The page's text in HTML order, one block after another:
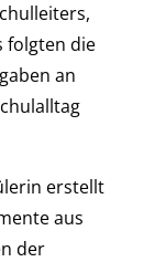
folgten die
an
erstellt
aus
der